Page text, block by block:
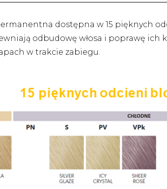
dostępna w 15 pięknych
odbudowę włosa i poprawę ich
w trakcie zabiegu.